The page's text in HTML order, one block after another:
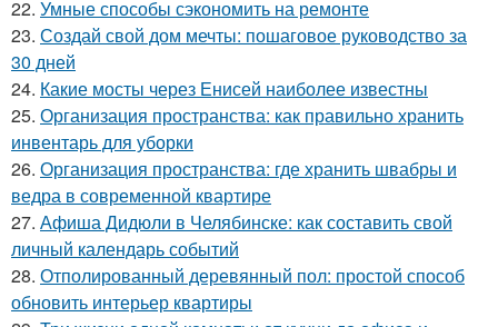
22. Умные способы сэкономить на ремонте
23. Создай свой дом мечты: пошаговое руководство за
30 дней
24. Какие мосты через Енисей наиболее известны
25. Организация пространства: как правильно хранить
инвентарь для уборки
26. Организация пространства: где хранить швабры и
ведра в современной квартире
27. Афиша Дидюли в Челябинске: как составить свой
личный календарь событий
28. Отполированный деревянный пол: простой способ
обновить интерьер квартиры